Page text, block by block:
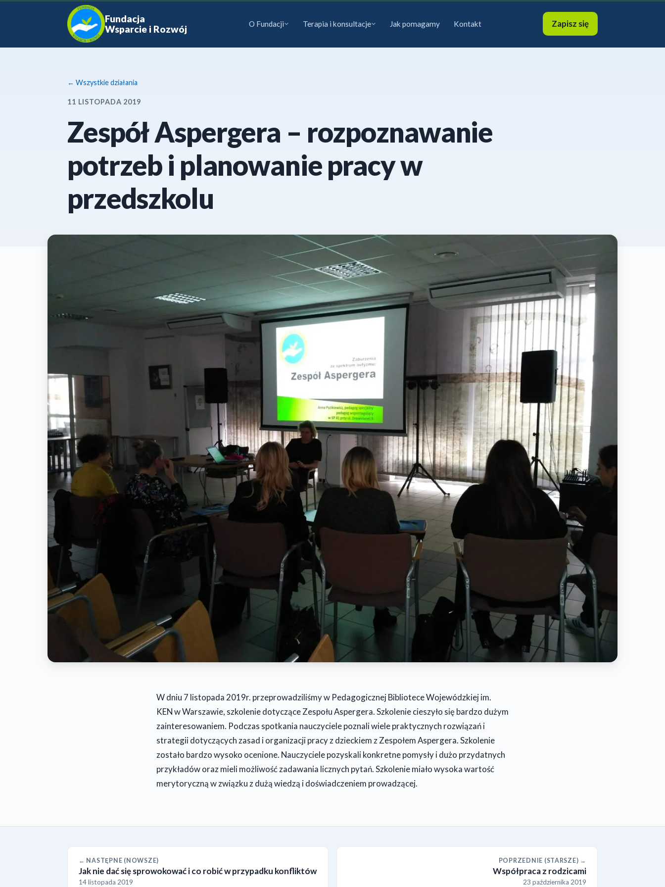
Fundacja
Wsparcie i Rozwój
O Fundacji Terapia i konsultacje Jak pomagamy Kontakt Zapisz się
← Wszystkie działania
11 LISTOPADA 2019
Zespół Aspergera – rozpoznawanie
potrzeb i planowanie pracy w
przedszkolu
W dniu 7 listopada 2019r. przeprowadziliśmy w Pedagogicznej Bibliotece Wojewódzkiej im.
KEN w Warszawie, szkolenie dotyczące Zespołu Aspergera. Szkolenie cieszyło się bardzo dużym
zainteresowaniem. Podczas spotkania nauczyciele poznali wiele praktycznych rozwiązań i
strategii dotyczących zasad i organizacji pracy z dzieckiem z Zespołem Aspergera. Szkolenie
zostało bardzo wysoko ocenione. Nauczyciele pozyskali konkretne pomysły i dużo przydatnych
przykładów oraz mieli możliwość zadawania licznych pytań. Szkolenie miało wysoka wartość
merytoryczną w związku z dużą wiedzą i doświadczeniem prowadzącej.
← NASTĘPNE (NOWSZE)
Jak nie dać się sprowokować i co robić w przypadku konfliktów
14 listopada 2019
POPRZEDNIE (STARSZE) →
Współpraca z rodzicami
23 października 2019